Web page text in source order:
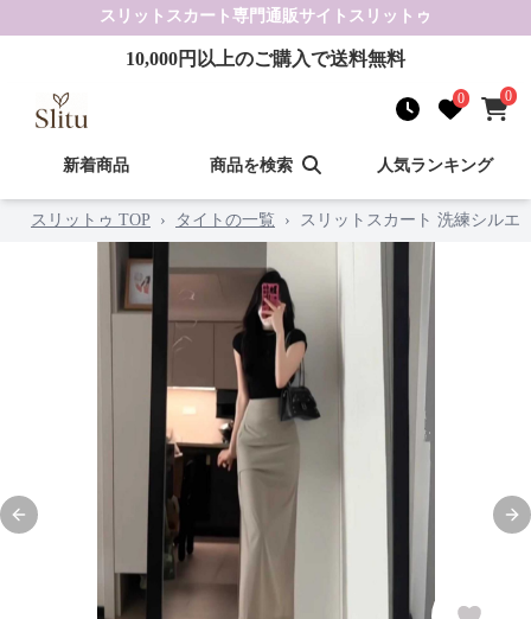
スリットスカート 専門通販サイト スリットゥ
10,000円以上のご購入で送料無料
0 0
新着商品 商品を検索 人気ランキング
スリットゥ TOP › タイトの一覧 › スリットスカート 洗練シルエ
Previous slide